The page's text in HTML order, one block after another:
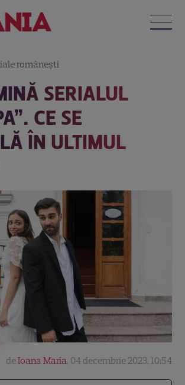
româneşti
SERIALUL
CE SE
ÎN ULTIMUL
deIoana Maria, 04 decembrie 2023, 10:54